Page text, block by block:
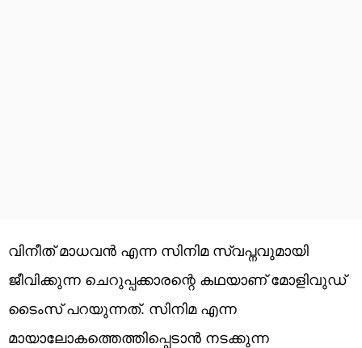
വിനീത് മാധവൻ എന്ന സിനിമ സ്വപ്നവുമായി
ജീവിക്കുന്ന ചെറുപ്പക്കാരന്റെ കഥയാണ് മോളിവുഡ്
ടൈംസ് പറയുന്നത്. സിനിമ എന്ന
മായാലോകത്തെത്തിപ്പെടാൻ നടക്കുന്ന